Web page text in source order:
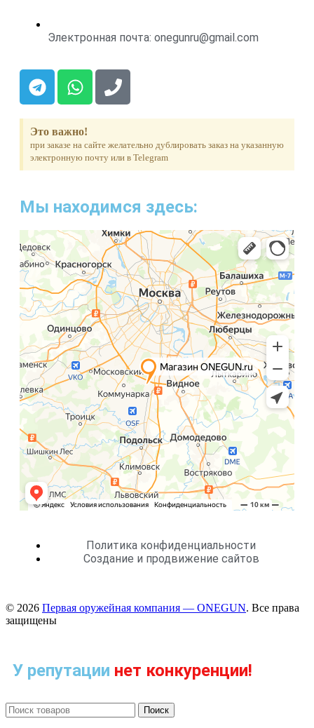
Электронная почта: onegunru@gmail.com
Это важно!
при заказе на сайте желательно дублировать заказ на указанную
электронную почту или в Telegram
Мы находимся здесь:
Политика конфиденциальности
Создание и продвижение сайтов
© 2026 Первая оружейная компания — ONEGUN. Все права
защищены
У репутации нет конкуренции!
Поиск